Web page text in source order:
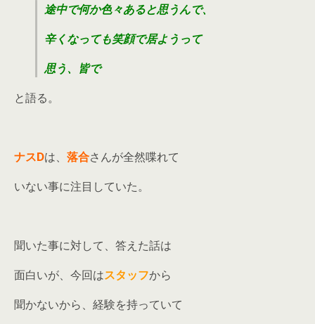
途中で何か色々あると思うんで、
辛くなっても笑顔で居ようって
思う、皆で
と語る。
ナスDは、 落合さんが全然喋れて
いない事に注目していた。
聞いた事に対して、答えた話は
面白いが、今回はスタッフから
聞かないから、経験を持っていて